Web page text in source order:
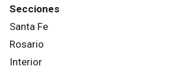
Secciones
Santa Fe
Rosario
Interior